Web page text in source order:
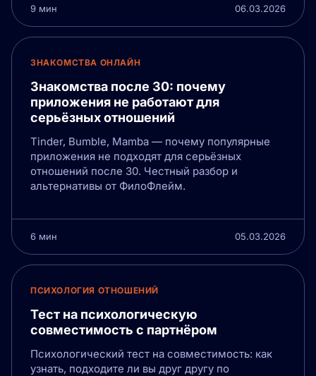
9 мин 06.03.2026
ЗНАКОМСТВА ОНЛАЙН
Знакомства после 30: почему
приложения не работают для
серьёзных отношений
Tinder, Bumble, Mamba — почему популярные
приложения не подходят для серьёзных
отношений после 30. Честный разбор и
альтернативы от ФилоФлейм.
6 мин 05.03.2026
ПСИХОЛОГИЯ ОТНОШЕНИЙ
Тест на психологическую
совместимость с партнёром
Психологический тест на совместимость: как
узнать, подходите ли вы друг другу по